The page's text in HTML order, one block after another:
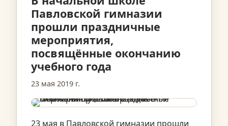
Павловской гимназии
прошли праздничные
мероприятия,
посвящённые окончанию
учебного года
23 мая 2019 г.
23 мая в Павловской гимназии прошли